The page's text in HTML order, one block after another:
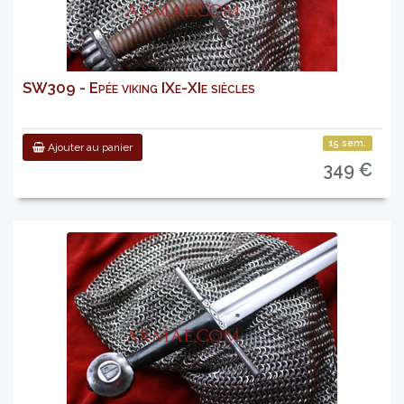
SW309 - Epée viking IXe-XIe siècles
Ajouter au panier 15 sem.
349 €